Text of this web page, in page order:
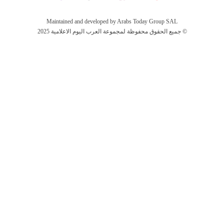
Maintained and developed by Arabs Today Group SAL
جميع الحقوق محفوظة لمجموعة العرب اليوم الاعلامية 2025 ©